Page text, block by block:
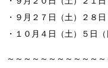
・９月２７日（土）２８日
・１０月４日（土）５日（
～～～～～～～～～～～